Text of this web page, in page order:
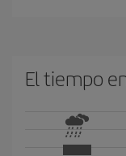
El tiempo